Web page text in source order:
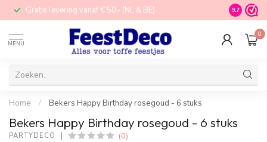
Gratis levering vanaf € 50,- (NL & BE) STORE in
9.7
MENU
0
Home / Bekers Happy Birthday rosegoud - 6 stuks
Bekers Happy Birthday rosegoud - 6 stuks
PARTYDECO (0)